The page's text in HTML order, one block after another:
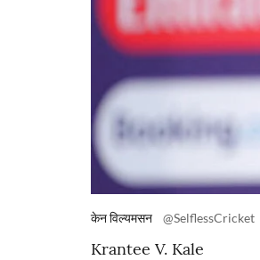
केन विल्यमसन @SelflessCricket
Krantee V. Kale